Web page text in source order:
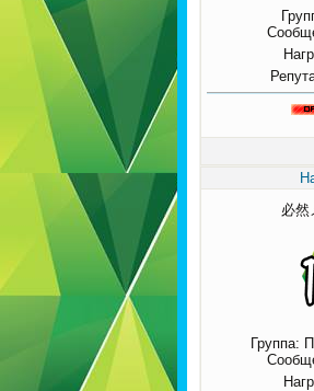
必然
Группа: